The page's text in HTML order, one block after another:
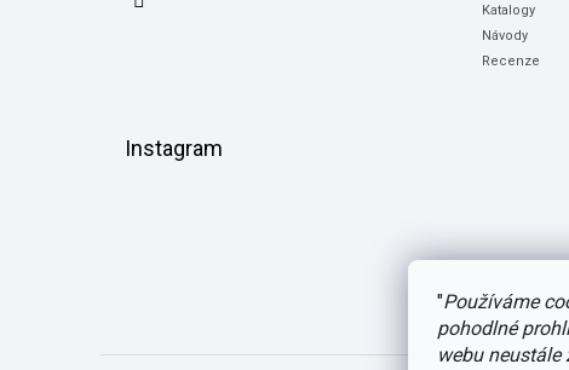
"Používáme
pohodlné
webu neustále
Katalogy
Návody
Recenze
Instagram